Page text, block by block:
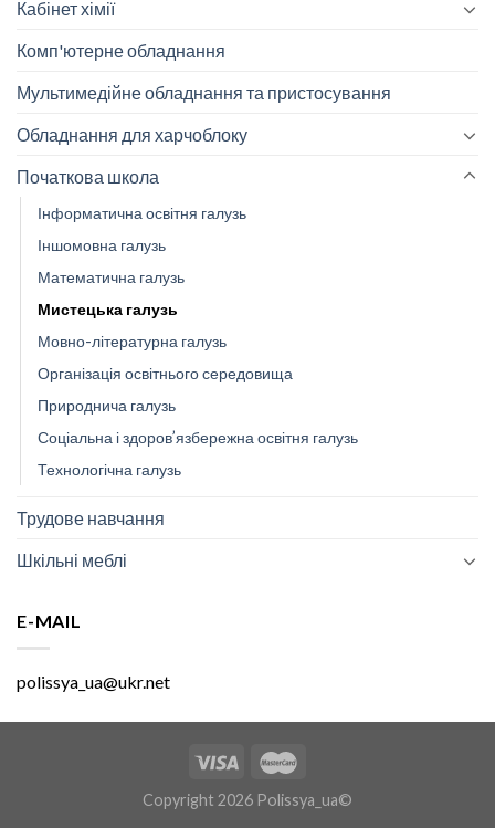
Кабінет хімії
Комп'ютерне обладнання
Мультимедійне обладнання та пристосування
Обладнання для харчоблоку
Початкова школа
Інформатична освітня галузь
Іншомовна галузь
Математична галузь
Мистецька галузь
Мовно-літературна галузь
Організація освітнього середовища
Природнича галузь
Соціальна і здоров’язбережна освітня галузь
Технологічна галузь
Трудове навчання
Шкільні меблі
E-MAIL
polissya_ua@ukr.net
Copyright 2026 Polissya_ua©